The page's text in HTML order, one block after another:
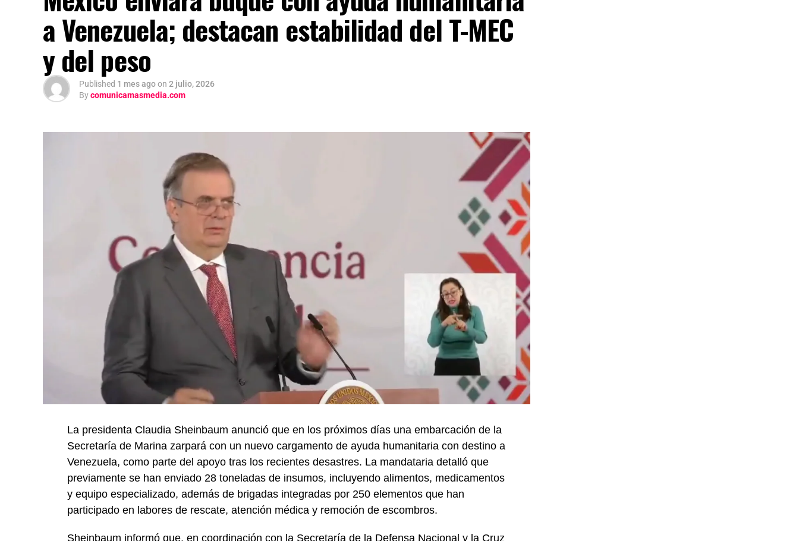
a Venezuela; destacan estabilidad del T-MEC
y del peso
Published 1 mes agoon 2 julio, 2026
Bycomunicamasmedia.com
La presidenta Claudia Sheinbaum anunció que en los próximos días una embarcación de la
Secretaría de Marina zarpará con un nuevo cargamento de ayuda humanitaria con destino a
Venezuela, como parte del apoyo tras los recientes desastres. La mandataria detalló que
previamente se han enviado 28 toneladas de insumos, incluyendo alimentos, medicamentos
y equipo especializado, además de brigadas integradas por 250 elementos que han
participado en labores de rescate, atención médica y remoción de escombros.
Sheinbaum informó que, en coordinación con la Secretaría de la Defensa Nacional y la Cruz